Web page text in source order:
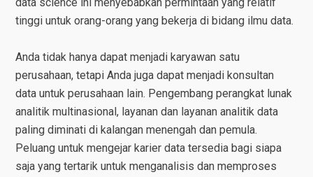
tinggi untuk orang-orang yang bekerja di bidang ilmu data.
Anda tidak hanya dapat menjadi karyawan satu
perusahaan, tetapi Anda juga dapat menjadi konsultan
data untuk perusahaan lain. Pengembang perangkat lunak
analitik multinasional, layanan dan layanan analitik data
paling diminati di kalangan menengah dan pemula.
Peluang untuk mengejar karier data tersedia bagi siapa
saja yang tertarik untuk menganalisis dan memproses